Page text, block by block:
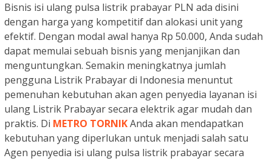
Bisnis isi ulang pulsa listrik prabayar PLN ada disini
dengan harga yang kompetitif dan alokasi unit yang
efektif. Dengan modal awal hanya Rp 50.000, Anda sudah
dapat memulai sebuah bisnis yang menjanjikan dan
menguntungkan. Semakin meningkatnya jumlah
pengguna Listrik Prabayar di Indonesia menuntut
pemenuhan kebutuhan akan agen penyedia layanan isi
ulang Listrik Prabayar secara elektrik agar mudah dan
praktis. Di METRO TORNIKAnda akan mendapatkan
kebutuhan yang diperlukan untuk menjadi salah satu
Agen penyedia isi ulang pulsa listrik prabayar secara